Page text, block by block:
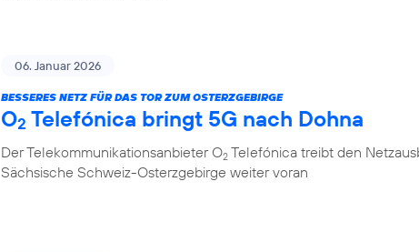
06. Januar 2026
BESSERES NETZ FÜR DAS TOR ZUM OSTERZGEBIRGE
O2 Telefónica bringt 5G nach Dohna
Der Telekommunikationsanbieter O2 Telefónica treibt den
Sächsische Schweiz-Osterzgebirge weiter voran